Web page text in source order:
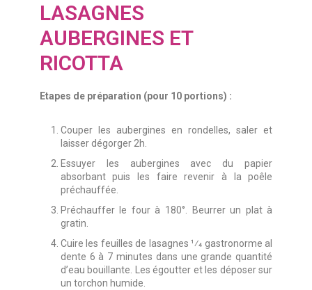
LASAGNES
AUBERGINES ET
RICOTTA
Etapes de préparation (pour 10 portions) :
Couper les aubergines en rondelles, saler et
laisser dégorger 2h.
Essuyer les aubergines avec du papier
absorbant puis les faire revenir à la poêle
préchauffée.
Préchauffer le four à 180°. Beurrer un plat à
gratin.
Cuire les feuilles de lasagnes 1⁄4 gastronorme al
dente 6 à 7 minutes dans une grande quantité
d’eau bouillante. Les égoutter et les déposer sur
un torchon humide.